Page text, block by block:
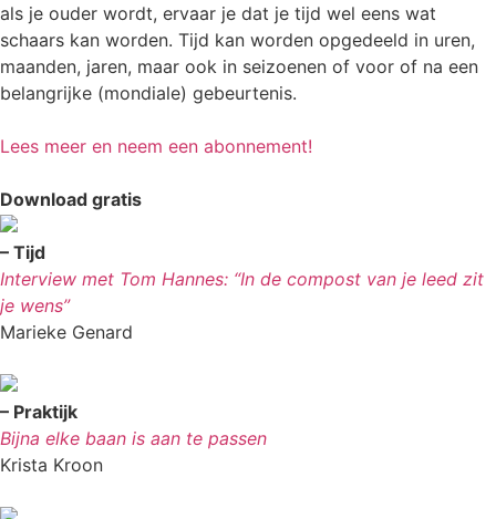
als je ouder wordt, ervaar je dat je tijd wel eens wat
schaars kan worden. Tijd kan worden opgedeeld in uren,
maanden, jaren, maar ook in seizoenen of voor of na een
belangrijke (mondiale) gebeurtenis.
Lees meer en neem een abonnement!
Download gratis
– Tijd
Interview met Tom Hannes: “In de compost van je leed zit
je wens”
Marieke Genard
– Praktijk
Bijna elke baan is aan te passen
Krista Kroon